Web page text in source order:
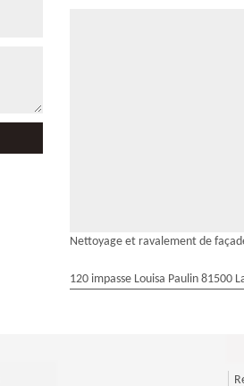
Nettoyage et ravalement de
120 impasse Louisa Paulin 81500